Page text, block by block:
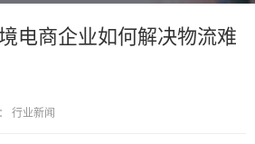
电商企业如何解决物流难
行业新闻